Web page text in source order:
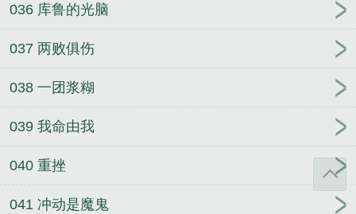
036 库鲁的光脑
037 两败俱伤
038 一团浆糊
039 我命由我
040 重挫
041 冲动是魔鬼